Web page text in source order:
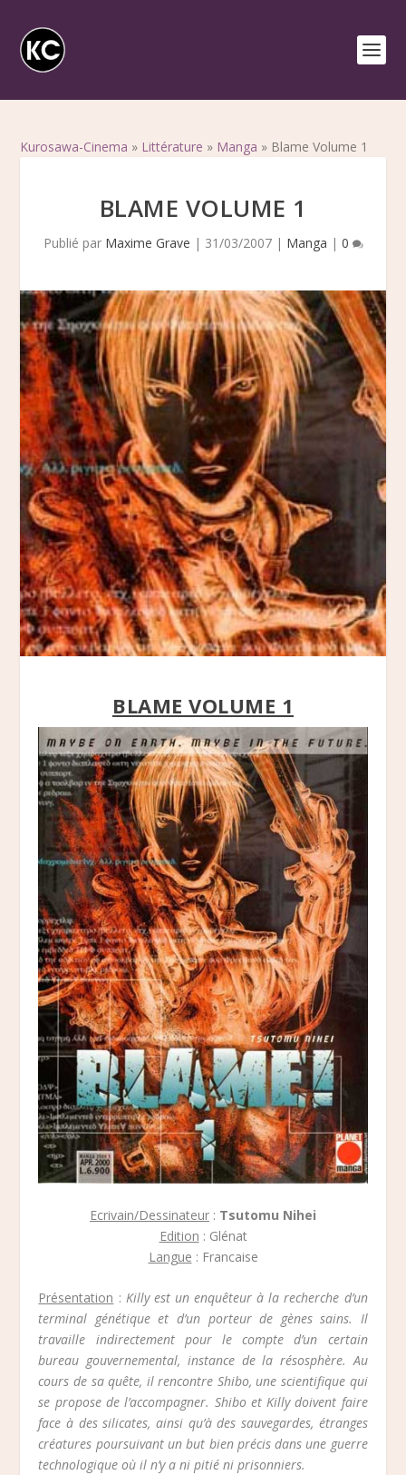
Kurosawa-Cinema » Littérature » Manga » Blame Volume 1
BLAME VOLUME 1
Publié par Maxime Grave | 31/03/2007| Manga | 0
BLAME VOLUME 1
Ecrivain/Dessinateur : Tsutomu Nihei
Edition : Glénat
Langue : Francaise
Présentation : Killy est un enquêteur à la recherche d’un
terminal génétique et d’un porteur de gènes sains. Il
travaille indirectement pour le compte d’un certain
bureau gouvernemental, instance de la résosphère. Au
cours de sa quête, il rencontre Shibo, une scientifique qui
se propose de l’accompagner. Shibo et Killy doivent faire
face à des silicates, ainsi qu’à des sauvegardes, étranges
créatures poursuivant un but bien précis dans une guerre
technologique où il n’y a ni pitié ni prisonniers.